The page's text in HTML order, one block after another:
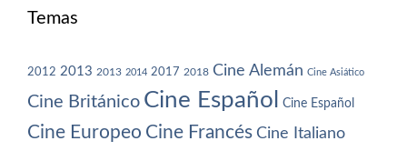
Temas
2012 2013 2013 2014 2017 2018 Cine Alemán Cine Asiático
Cine Británico Cine Español Cine Español
Cine Europeo Cine Francés Cine Italiano